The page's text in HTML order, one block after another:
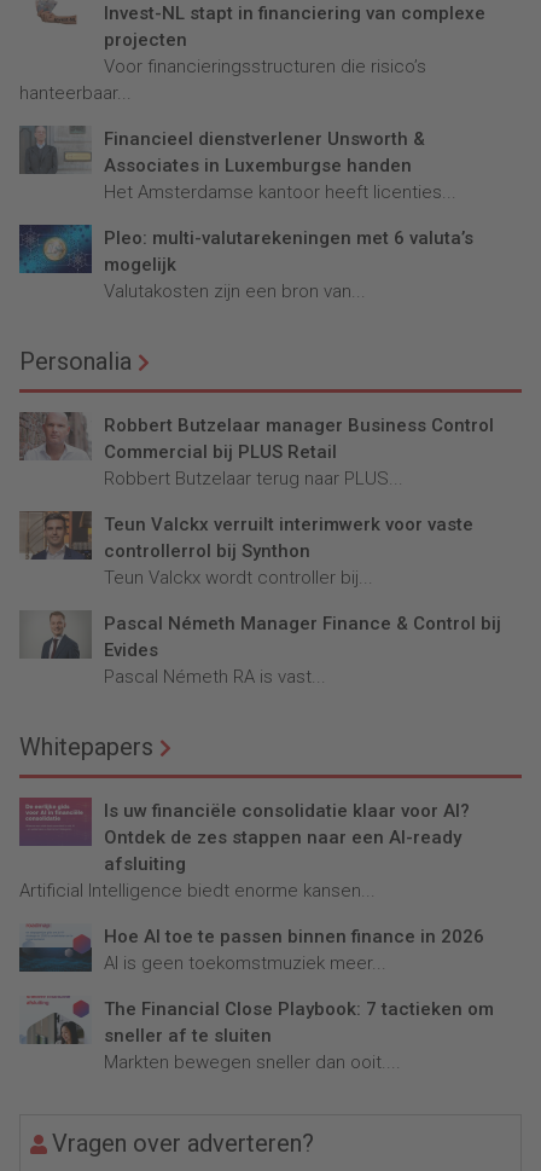
Invest-NL stapt in financiering van complexe
projecten
Voor financieringsstructuren die risico’s
hanteerbaar...
Financieel dienstverlener Unsworth &
Associates in Luxemburgse handen
Het Amsterdamse kantoor heeft licenties...
Pleo: multi-valutarekeningen met 6 valuta’s
mogelijk
Valutakosten zijn een bron van...
Personalia
Robbert Butzelaar manager Business Control
Commercial bij PLUS Retail
Robbert Butzelaar terug naar PLUS...
Teun Valckx verruilt interimwerk voor vaste
controllerrol bij Synthon
Teun Valckx wordt controller bij...
Pascal Németh Manager Finance & Control bij
Evides
Pascal Németh RA is vast...
Whitepapers
Is uw financiële consolidatie klaar voor AI?
Ontdek de zes stappen naar een AI-ready
afsluiting
Artificial Intelligence biedt enorme kansen...
Hoe AI toe te passen binnen finance in 2026
AI is geen toekomstmuziek meer...
The Financial Close Playbook: 7 tactieken om
sneller af te sluiten
Markten bewegen sneller dan ooit....
Vragen over adverteren?